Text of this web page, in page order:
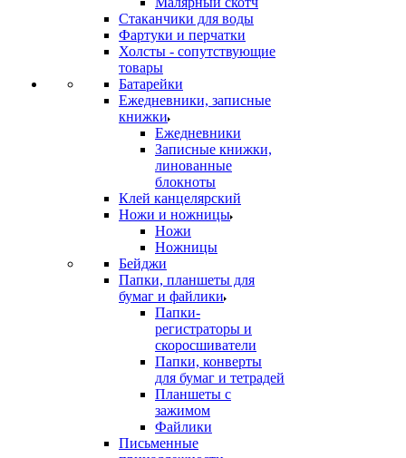
Стаканчики для воды
Фартуки и перчатки
Холсты - сопутствующие
товары
Батарейки
Ежедневники, записные
книжки
Ежедневники
Записные книжки,
линованные
блокноты
Клей канцелярский
Ножи и ножницы
Ножи
Ножницы
Бейджи
Папки, планшеты для
бумаг и файлики
Папки-
регистраторы и
скоросшиватели
Папки, конверты
для бумаг и тетрадей
Планшеты с
зажимом
Файлики
Письменные